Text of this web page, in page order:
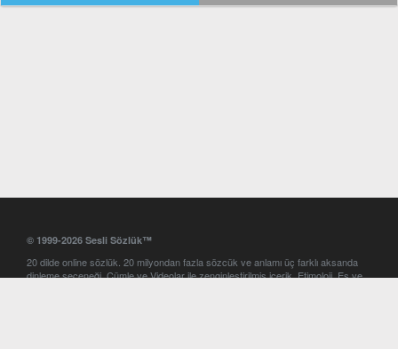
© 1999-2026 Sesli Sözlük™
20 dilde online sözlük. 20 milyondan fazla sözcük ve anlamı üç farklı aksanda
dinleme seçeneği. Cümle ve Videolar ile zenginleştirilmiş içerik. Etimoloji, Eş ve